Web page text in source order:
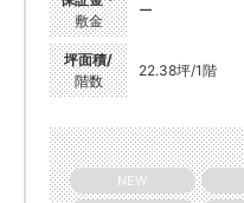
敷金
ー
坪面積/
階数
22.38坪/1階
NEW